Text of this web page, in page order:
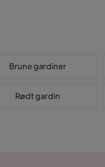
Brune gardiner
Rødt gardin